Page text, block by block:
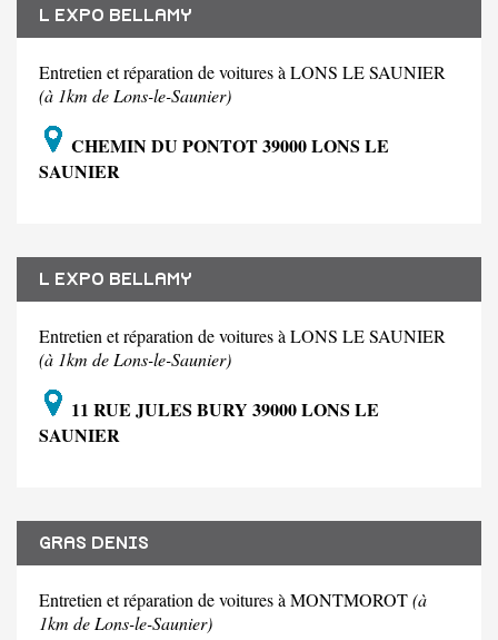
L EXPO BELLAMY
Entretien et réparation de voitures à LONS LE SAUNIER
(à 1km de Lons-le-Saunier)
CHEMIN DU PONTOT 39000 LONS LE
SAUNIER
L EXPO BELLAMY
Entretien et réparation de voitures à LONS LE SAUNIER
(à 1km de Lons-le-Saunier)
11 RUE JULES BURY 39000 LONS LE
SAUNIER
GRAS DENIS
Entretien et réparation de voitures à MONTMOROT(à
1km de Lons-le-Saunier)